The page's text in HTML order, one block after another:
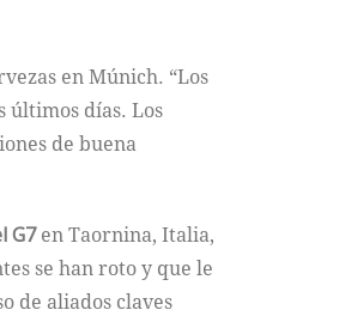
en Múnich. “Los
últimos días. Los
de buena
G7en Taornina, Italia,
se han roto y que le
de aliados claves